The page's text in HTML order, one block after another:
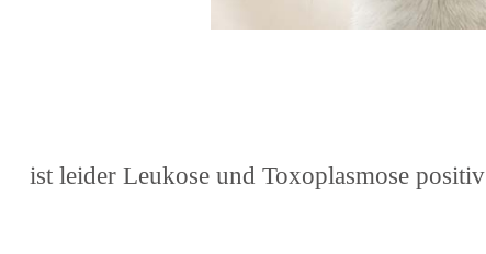
ist leider Leukose und Toxoplasmose positiv